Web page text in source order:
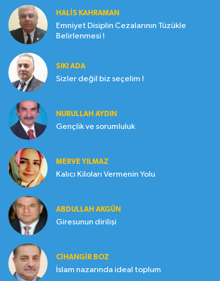
HALIS KAHRAMAN
Emniyet Disiplin Cezalarının Tüzükle
Belirlenmesi !
SIKI ADA
Sizler değil biz seçelim !
NURULLAH AYDIN
Gençlik ve sorumluluk
MERVE YILMAZ
Kalıcı Kiloları Vermenin Yolu
ABDULLAH AKGÜN
Giresunun dirilişi
CIHANGIR BOZ
İslam nazarında ideal toplum